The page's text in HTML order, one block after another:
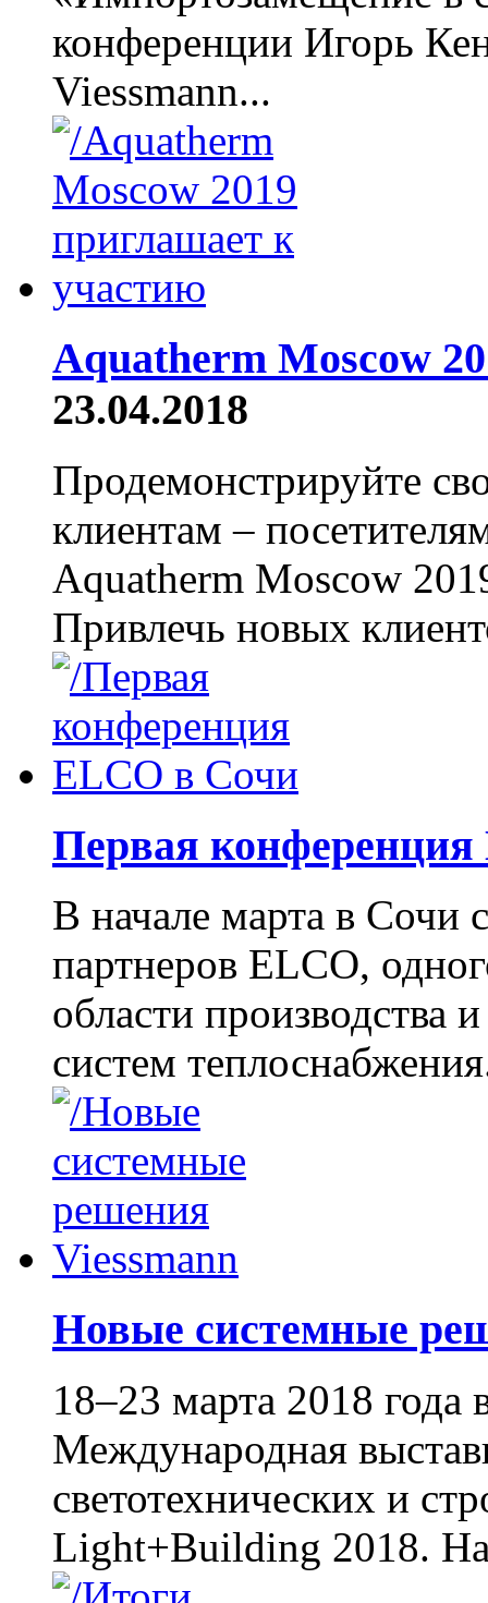
конференции Игорь
Viessmann...
Aquatherm Moscow
23.04.2018
Продемонстрируйте
клиентам –
Aquatherm Moscow
Привлечь новых
Первая
В начале марта в Сочи
партнеров ELCO,
области производства
систем
Новые системные
18–23 марта 2018
Международная
светотехнических и
Light+Building 2018.